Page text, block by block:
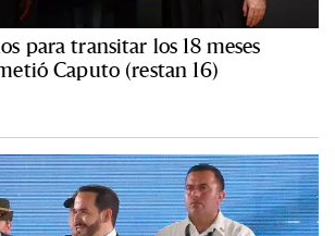
para transitar los 18 meses
Caputo (restan 16)